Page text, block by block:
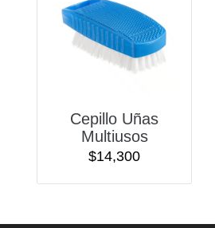
Cepillo Uñas
Multiusos
$14,300